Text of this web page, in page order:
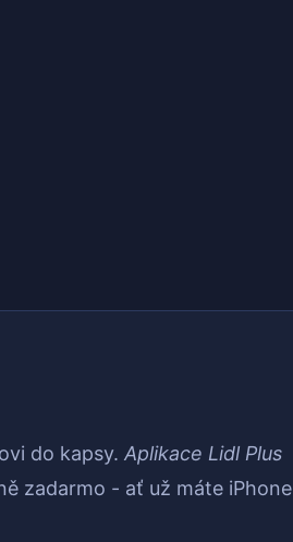
do kapsy. Aplikace Lidl Plus
zadarmo - ať už máte iPhone